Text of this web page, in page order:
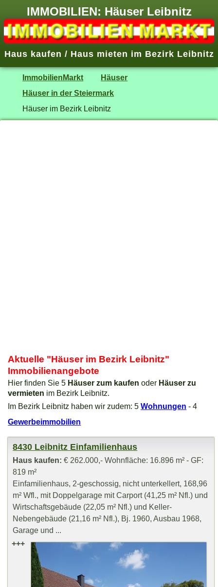
IMMOBILIEN: Häuser Leibnitz
Haus kaufen / Haus mieten im Bezirk Leibnitz
ImmobilienMarkt
Häuser
Häuser in der Steiermark
Häuser im Bezirk Leibnitz
Aktuelle "Häuser im Bezirk Leibnitz"
Immobilienangebote
Hier finden Sie 5 Häuser zum kaufen oder Häuser zu
vermieten im Bezirk Leibnitz.
Im Bezirk Leibnitz haben wir zudem: 5Wohnungen - 4
Gewerbeimmobilien
8430 Leibnitz Einfamilienhaus
Haus kaufen: € 262.000,- Wohnfläche: 16.896 m² - GF:
819 m²
Einfamilienhaus, 2-geschossig, nicht unterkellert, 168,96
m² Wfl., mit Doppelgarage mit Carport (41,25 m² Nfl.) und
Wirtschaftsgebäude (22,05 m² Nfl.) und Keller-
Nebengebäude (21,16 m² Nfl.), Bj. 1960, Ausbau 1968,
Garage und ...
+++